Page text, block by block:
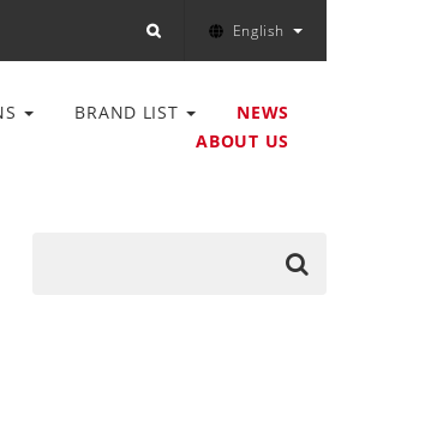
English
BRAND LIST
NEWS
ABOUT US